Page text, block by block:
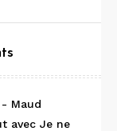
Maud
avec Je ne